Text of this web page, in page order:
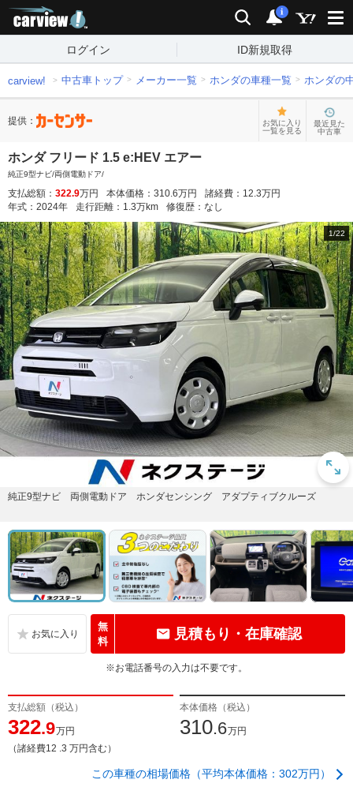
検索 通知
i
ログイン ID新規取得
carview! 中古車トップ メーカー一覧 ホンダの車種一覧 ホンダの
提供：
お気に入り
一覧を見る
最近見た
中古車
ホンダ フリード 1.5 e:HEV エアー
純正9型ナビ/両側電動ドア/
支払総額： 322.9万円 本体価格： 310.6万円 諸経費： 12.3万円
年式： 2024年 走行距離： 1.3万km 修復歴： なし
1/22
純正9型ナビ 両側電動ドア ホンダセンシング アダプティブクルーズ
無
料
見積もり・在庫確認
※お電話番号の入力は不要です。
支払総額（税込）
322.9万円
（諸経費12 .3 万円含む）
本体価格（税込）
310.6万円
この車種の相場価格（平均本体価格：302万円）